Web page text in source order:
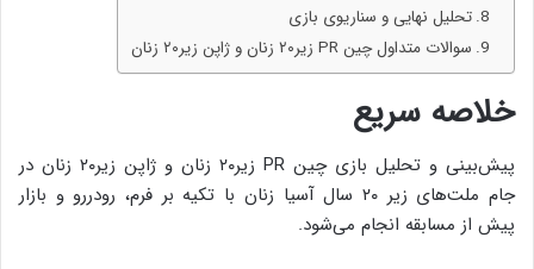
تحلیل نهایی و سناریوی بازی
سوالات متداول چین PR زیر۲۰ زنان و ژاپن زیر۲۰ زنان
خلاصه سریع
پیش‌بینی و تحلیل بازی چین PR زیر۲۰ زنان و ژاپن زیر۲۰ زنان در
جام ملت‌های زیر ۲۰ سال آسیا زنان با تکیه بر فرم، رودررو و بازار
پیش از مسابقه انجام می‌شود.